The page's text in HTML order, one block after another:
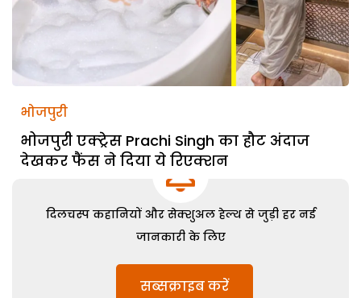
भोजपुरी
भोजपुरी एक्ट्रेस Prachi Singh का हौट अंदाज
देखकर फैंस ने दिया ये रिएक्शन
दिलचस्प कहानियों और सेक्शुअल हेल्थ से जुड़ी हर नई
जानकारी के लिए
सब्सक्राइब करें